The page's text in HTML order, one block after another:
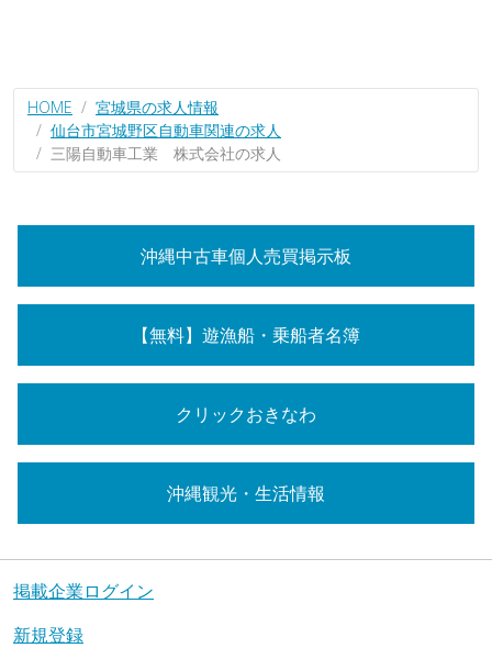
HOME
宮城県の求人情報
仙台市宮城野区自動車関連の求人
三陽自動車工業 株式会社の求人
沖縄中古車個人売買掲示板
【無料】遊漁船・乗船者名簿
クリックおきなわ
沖縄観光・生活情報
掲載企業ログイン
新規登録